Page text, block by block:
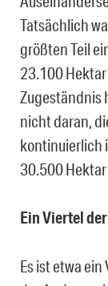
Tatsächlich
größten Teil
23.100
Zugeständnis
nicht daran,
kontinuierlich
30.500
Ein Viertel
Es ist etwa